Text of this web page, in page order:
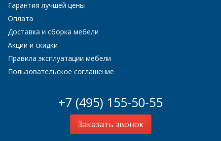
Гарантия лучшей цены
Оплата
Доставка и сборка мебели
Акции и скидки
Правила эксплуатации мебели
Пользовательское соглашение
+7 (495) 155-50-55
Заказать звонок